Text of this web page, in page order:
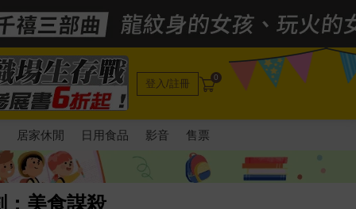
登入/註冊 0
居家休閒 日用食品 影音 售票
：美食謀殺